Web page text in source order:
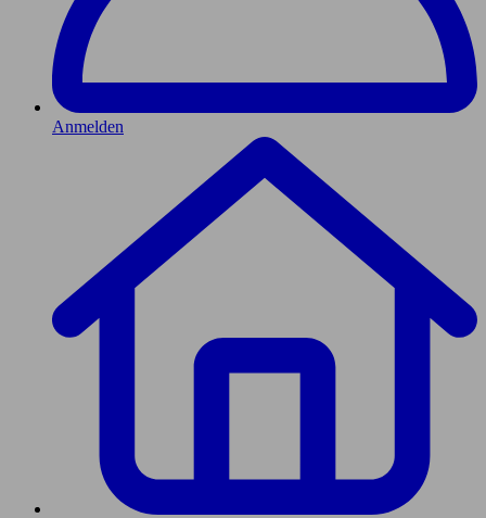
Anmelden